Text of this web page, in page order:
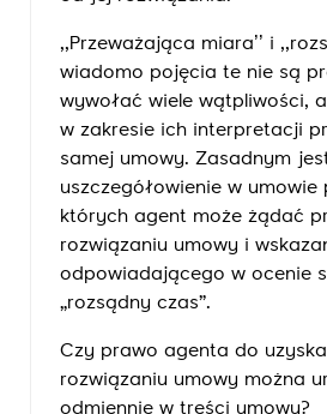
,,Przeważająca miara’’ i
wiadomo pojęcia te nie są
wywołać wiele wątpliwości,
w zakresie ich interpretacji
samej umowy. Zasadnym
uszczegółowienie w
których agent może żądać
rozwiązaniu umowy i
odpowiadającego w ocenie
„rozsądny czas”.
Czy prawo agenta do
rozwiązaniu umowy można
odmiennie w treści umowy?